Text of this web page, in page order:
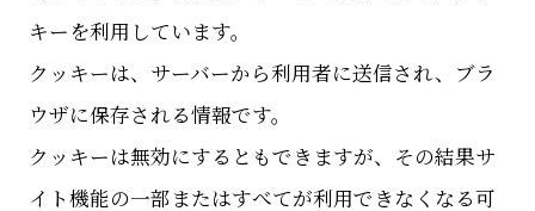
キーを利用しています。
クッキーは、サーバーから利用者に送信され、ブラ
ウザに保存される情報です。
クッキーは無効にするともできますが、その結果サ
イト機能の一部またはすべてが利用できなくなる可